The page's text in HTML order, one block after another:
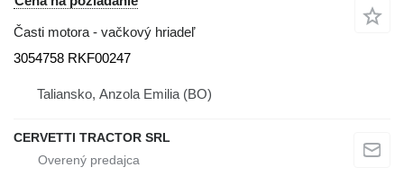
Časti motora - vačkový hriadeľ
3054758 RKF00247
Taliansko, Anzola Emilia (BO)
CERVETTI TRACTOR SRL